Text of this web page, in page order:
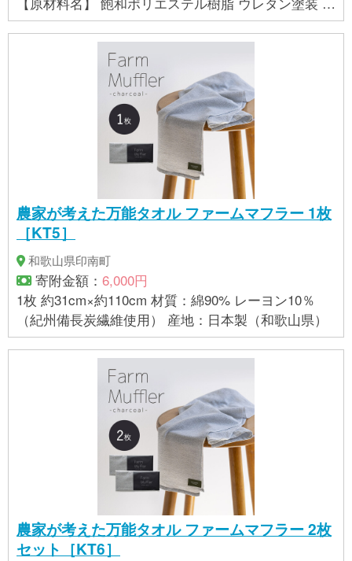
市）
バーマグネット 【お取り扱いに関する注意事項】 ・
金属面にのみ貼り付けることができます。樹脂コー
ティングなど磁力が効きにくい場所は避けてくださ
い。 ・曲面は落下の恐れがありますので貼り付けな
いでください。 ・テレビやパソコン、フロッピーデ
ィスクなど磁力の影響を受ける場所に置かないでく
ださい。 ・この商品は、家庭用の食洗機に対応して
おりますが、業務用の食洗機には対応しておりませ
ん。詳しくは、貼付の品質シールをお読み下さい。
・布地の持つ特性上、絵柄に若干の歪みやシワが生
じていることがございますが、使用上問題ございま
せん。予めご了承ください。 ・布地を一枚一枚成型
していますので、お届けする商品によって絵柄の位
置や風合いが多少異なることがあります。 ・商品の
色は、お使いのブラウザやモニターによって実際の
色と若干異なる場合がございます。ご了承下さい。
【製造】 株式会社 橋本達之助工芸（和歌山県海南
市）
農家が考えた万能タオル ファームマフラー 1枚
［KT5］
和歌山県印南町
寄附金額： 6,000円
1枚 約31cm×約110cm 材質：綿90% レーヨン10％
（紀州備長炭繊維使用） 産地：日本製（和歌山県）
農家が考えた万能タオル ファームマフラー 2枚
セット［KT6］